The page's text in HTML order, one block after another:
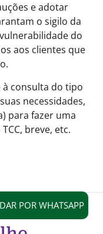
e adotar
o sigilo da
do
aos clientes que
consulta do tipo
necessidades,
para fazer uma
breve, etc.
POR WHATSAPP